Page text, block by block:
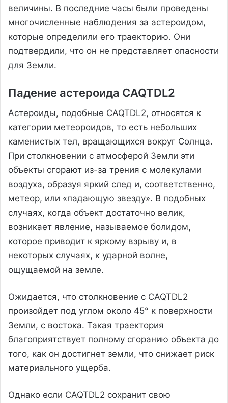
величины. В последние часы были проведены
многочисленные наблюдения за астероидом,
которые определили его траекторию. Они
подтвердили, что он не представляет опасности
для Земли.
Падение астероида CAQTDL2
Астероиды, подобные CAQTDL2, относятся к
категории метеороидов, то есть небольших
каменистых тел, вращающихся вокруг Солнца.
При столкновении с атмосферой Земли эти
объекты сгорают из-за трения с молекулами
воздуха, образуя яркий след и, соответственно,
метеор, или «падающую звезду». В подобных
случаях, когда объект достаточно велик,
возникает явление, называемое болидом,
которое приводит к яркому взрыву и, в
некоторых случаях, к ударной волне,
ощущаемой на земле.
Ожидается, что столкновение с CAQTDL2
произойдет под углом около 45° к поверхности
Земли, с востока. Такая траектория
благоприятствует полному сгоранию объекта до
того, как он достигнет земли, что снижает риск
материального ущерба.
Однако если CAQTDL2 сохранит свою